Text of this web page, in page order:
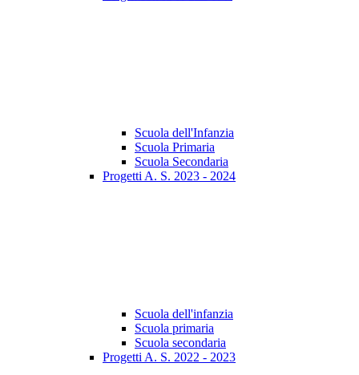
Scuola dell'Infanzia
Scuola Primaria
Scuola Secondaria
Progetti A. S. 2023 - 2024
Scuola dell'infanzia
Scuola primaria
Scuola secondaria
Progetti A. S. 2022 - 2023